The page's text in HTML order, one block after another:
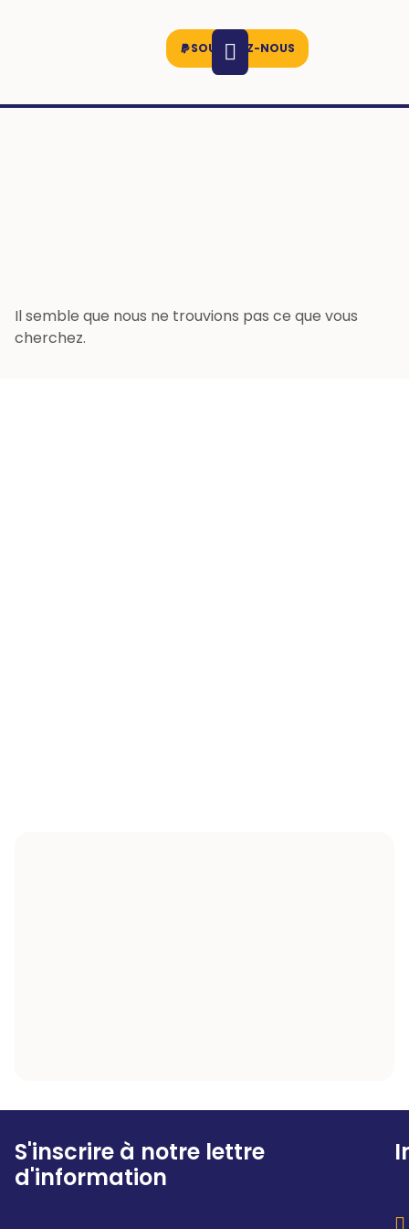
SOUTENEZ-NOUS
Il semble que nous ne trouvions pas ce que vous
cherchez.
S'inscrire à notre lettre
d'information